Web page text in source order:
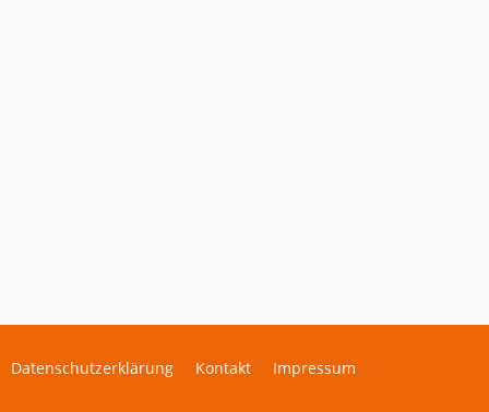
Datenschutzerklärung Kontakt Impressum